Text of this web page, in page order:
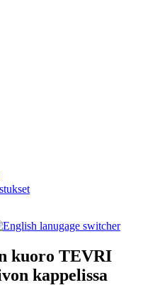
kuoro TEVRI
kappelissa